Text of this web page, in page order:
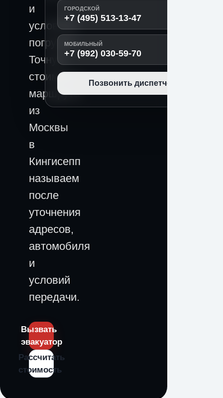
и
условиям
погрузки.
Точную
стоимость
маршрута
из
Москвы
в
Кингисепп
называем
после
уточнения
адресов,
автомобиля
и
условий
передачи.
Вызвать
эвакуатор
Рассчитать
стоимость
ГОРОДСКОЙ
+7 (495) 513-13-47
МОБИЛЬНЫЙ
+7 (992) 030-59-70
Позвонить диспетчеру